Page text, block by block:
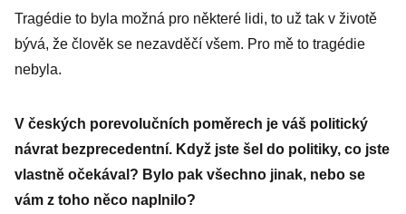
Tragédie to byla možná pro některé lidi, to už tak v životě
bývá, že člověk se nezavděčí všem. Pro mě to tragédie
nebyla.
V českých porevolučních poměrech je váš politický
návrat bezprecedentní. Když jste šel do politiky, co jste
vlastně očekával? Bylo pak všechno jinak, nebo se
vám z toho něco naplnilo?